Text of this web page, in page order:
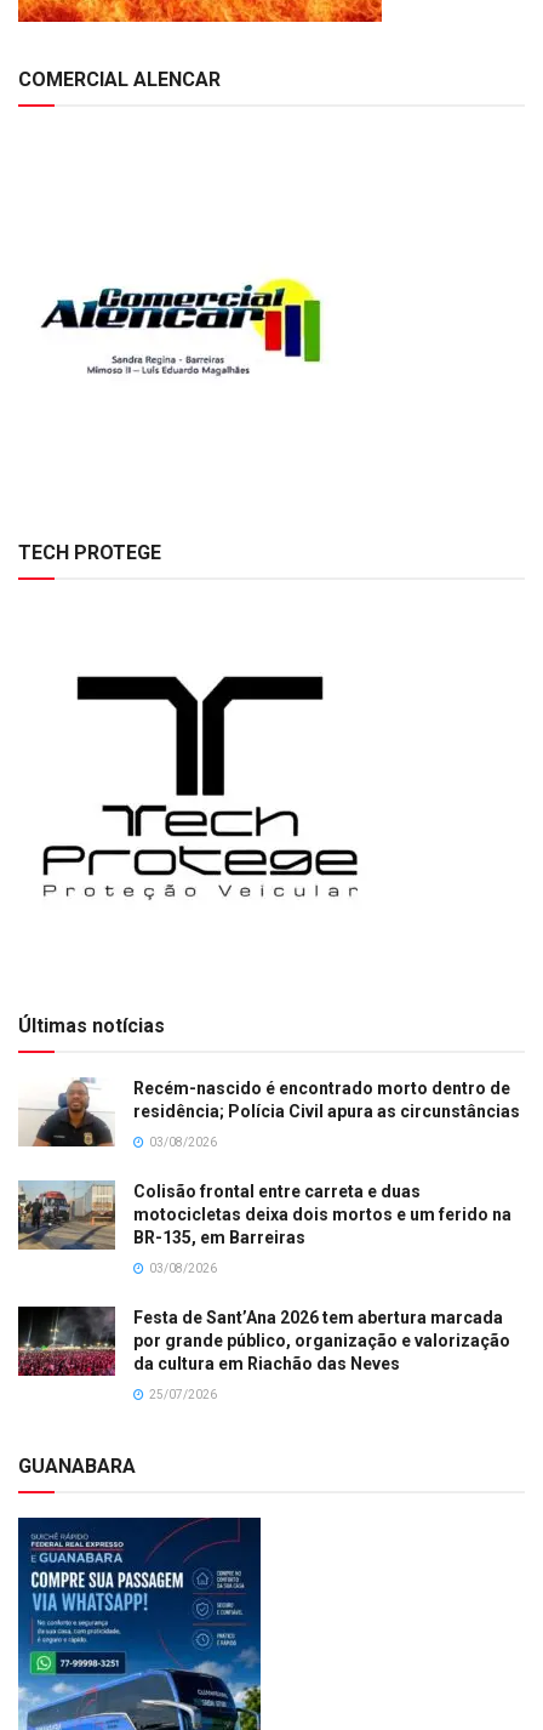
COMERCIAL ALENCAR
TECH PROTEGE
Últimas notícias
Recém-nascido é encontrado morto dentro de
residência; Polícia Civil apura as circunstâncias
03/08/2026
Colisão frontal entre carreta e duas
motocicletas deixa dois mortos e um ferido na
BR-135, em Barreiras
03/08/2026
Festa de Sant’Ana 2026 tem abertura marcada
por grande público, organização e valorização
da cultura em Riachão das Neves
25/07/2026
GUANABARA